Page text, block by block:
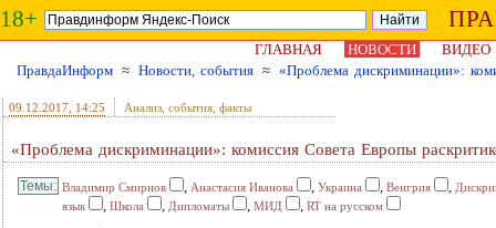
18+
ГЛАВНАЯ НОВОСТИ
ВИДЕО
ПравдаИнформ ≈ Новости, события ≈ «Проблема дискриминации»:
09.12.2017 , 14:25 Анализ, события, факты
«Проблема дискриминации»: комиссия Совета Европы
Владимир Смирнов , Анастасия Иванова , Украина , Венгрия ,
язык
, Школа , Дипломаты , МИД , RT на русском